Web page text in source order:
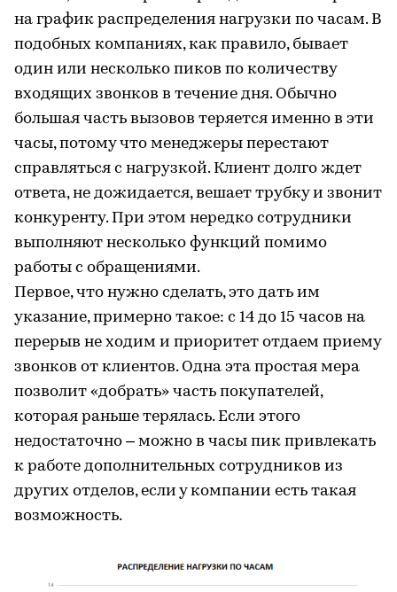
на график распределения нагрузки по часам. В
подобных компаниях, как правило, бывает
один или несколько пиков по количеству
входящих звонков в течение дня. Обычно
большая часть вызовов теряется именно в эти
часы, потому что менеджеры перестают
справляться с нагрузкой. Клиент долго ждет
ответа, не дожидается, вешает трубку и звонит
конкуренту. При этом нередко сотрудники
выполняют несколько функций помимо
работы с обращениями.
Первое, что нужно сделать, это дать им
указание, примерно такое: с 14 до 15 часов на
перерыв не ходим и приоритет отдаем приему
звонков от клиентов. Одна эта простая мера
позволит «добрать» часть покупателей,
которая раньше терялась. Если этого
недостаточно – можно в часы пик привлекать
к работе дополнительных сотрудников из
других отделов, если у компании есть такая
возможность.